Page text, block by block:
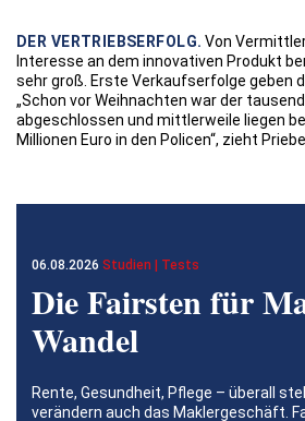
DER VERTRIEBSERFOLG. Von
Interesse an dem innovativen Produkt
sehr groß. Erste Verkaufserfolge geben
„Schon vor Weihnachten war der
abgeschlossen und mittlerweile liegen
Millionen Euro in den Policen“, zieht
06.08.2026 Studien | Tests
Die Fairsten für
Wandel
Rente, Gesundheit, Pflege – überall
verändern auch das Maklergeschäft.